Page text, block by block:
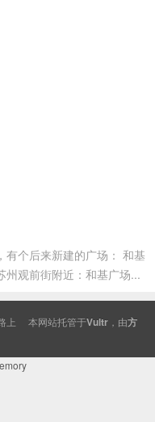
有个后来新建的广场： 和基
观前街附近：和基广场...
上 本网站托管于Vultr ，由方